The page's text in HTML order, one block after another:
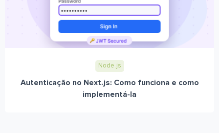
Node.js
Autenticação no Next.js: Como funciona e como
implementá-la